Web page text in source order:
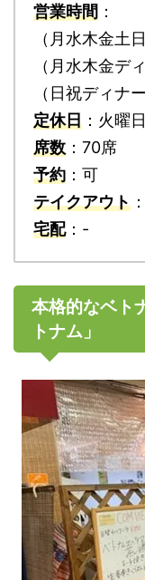
営業時間 ：
（月水木金土
（月水木金デ
（日祝ディナ
定休日 ：火曜
席数 ：70席
予約 ：可
テイクアウト
宅配：-
本格的なベト
トナム」